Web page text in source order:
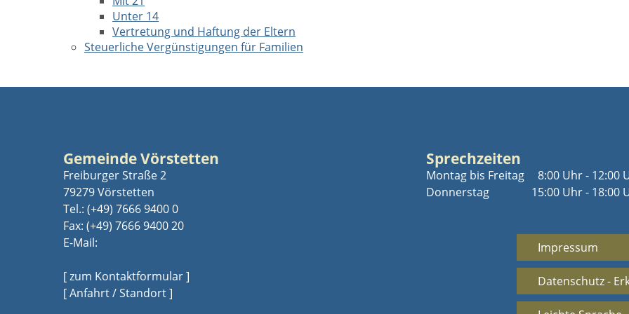
Unter 14
Vertretung und Haftung der Eltern
Steuerliche Vergünstigungen für Familien
Gemeinde Vörstetten
Freiburger Straße 2
79279 Vörstetten
Tel.: (+49) 7666 9400 0
Fax: (+49) 7666 9400 20
E-Mail:
[ zum Kontaktformular ]
[ Anfahrt / Standort ]
Sprechzeiten
Montag bis Freitag
Donnerstag
8:00 Uhr - 12:00
15:00 Uhr - 18:00
Impressum
Datenschutz -